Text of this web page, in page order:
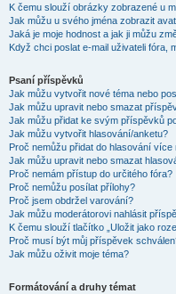
K čemu slouží obrázky zobrazené u
Jak můžu u svého jména zobrazit
Jaká je moje hodnost a jak ji můžu
Když chci poslat e-mail uživateli fóra,
Psaní příspěvků
Jak můžu vytvořit nové téma nebo
Jak můžu upravit nebo smazat
Jak můžu přidat ke svým příspěvků
Jak můžu vytvořit hlasování/anketu?
Proč nemůžu přidat do hlasování více
Jak můžu upravit nebo smazat
Proč nemám přístup do určitého fóra?
Proč nemůžu posílat přílohy?
Proč jsem obdržel varování?
Jak můžu moderátorovi nahlásit
K čemu slouží tlačítko „Uložit jako
Proč musí být můj příspěvek
Jak můžu oživit moje téma?
Formátování a druhy témat